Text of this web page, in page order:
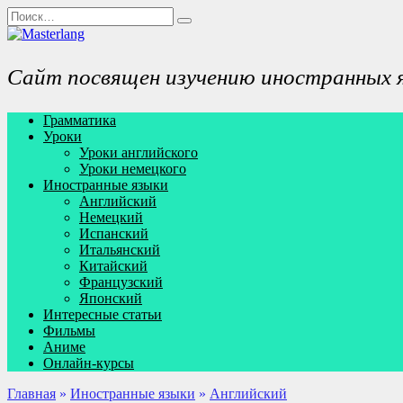
Перейти
к
содержанию
Search
for:
Сайт посвящен изучению иностранных
Грамматика
Уроки
Уроки английского
Уроки немецкого
Иностранные языки
Английский
Немецкий
Испанский
Итальянский
Китайский
Французский
Японский
Интересные статьи
Фильмы
Аниме
Онлайн-курсы
Главная » Иностранные языки » Английский